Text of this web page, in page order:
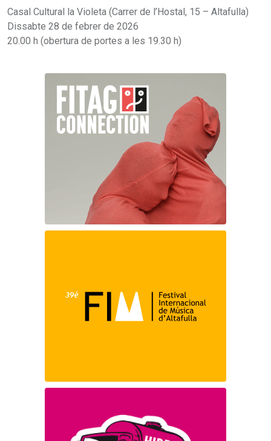
Casal Cultural la Violeta (Carrer de l’Hostal, 15 – Altafulla)
Dissabte 28 de febrer de 2026
20.00 h (obertura de portes a les 19.30 h)